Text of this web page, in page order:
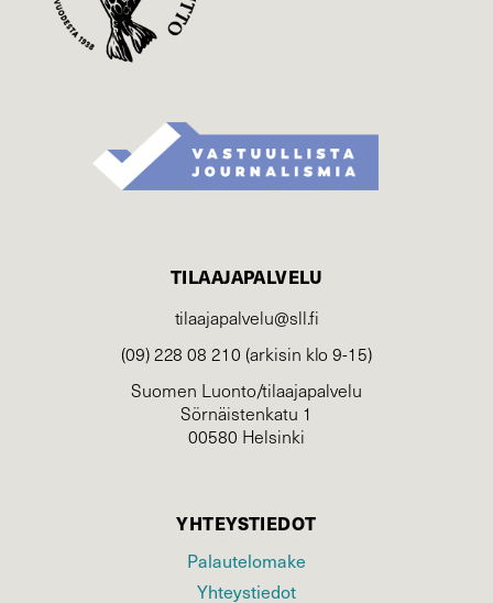
TILAAJAPALVELU
tilaajapalvelu@sll.fi
(09) 228 08 210 (arkisin klo 9-15)
Suomen Luonto/tilaajapalvelu
Sörnäistenkatu 1
00580 Helsinki
YHTEYSTIEDOT
Palautelomake
Yhteystiedot